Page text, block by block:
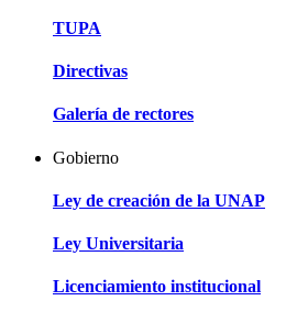
TUPA
Directivas
Galería de rectores
Gobierno
Ley de creación de la UNAP
Ley Universitaria
Licenciamiento institucional